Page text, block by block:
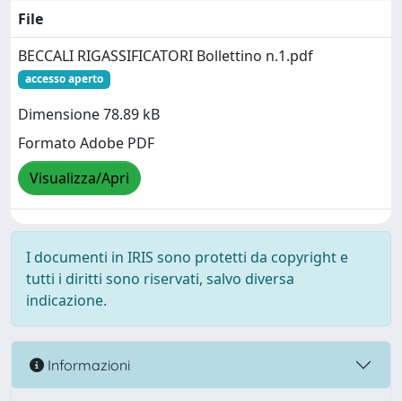
File
BECCALI RIGASSIFICATORI Bollettino n.1.pdf
accesso aperto
Dimensione 78.89 kB
Formato Adobe PDF
Visualizza/Apri
I documenti in IRIS sono protetti da copyright e
tutti i diritti sono riservati, salvo diversa
indicazione.
Informazioni